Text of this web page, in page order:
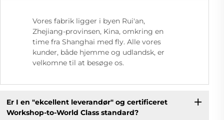
Vores fabrik ligger i byen Rui'an,
Zhejiang-provinsen, Kina, omkring en
time fra Shanghai med fly. Alle vores
kunder, både hjemme og udlandsk, er
velkomne til at besøge os.
Er I en "ekcellent leverandør" og certificeret
Workshop-to-World Class standard?